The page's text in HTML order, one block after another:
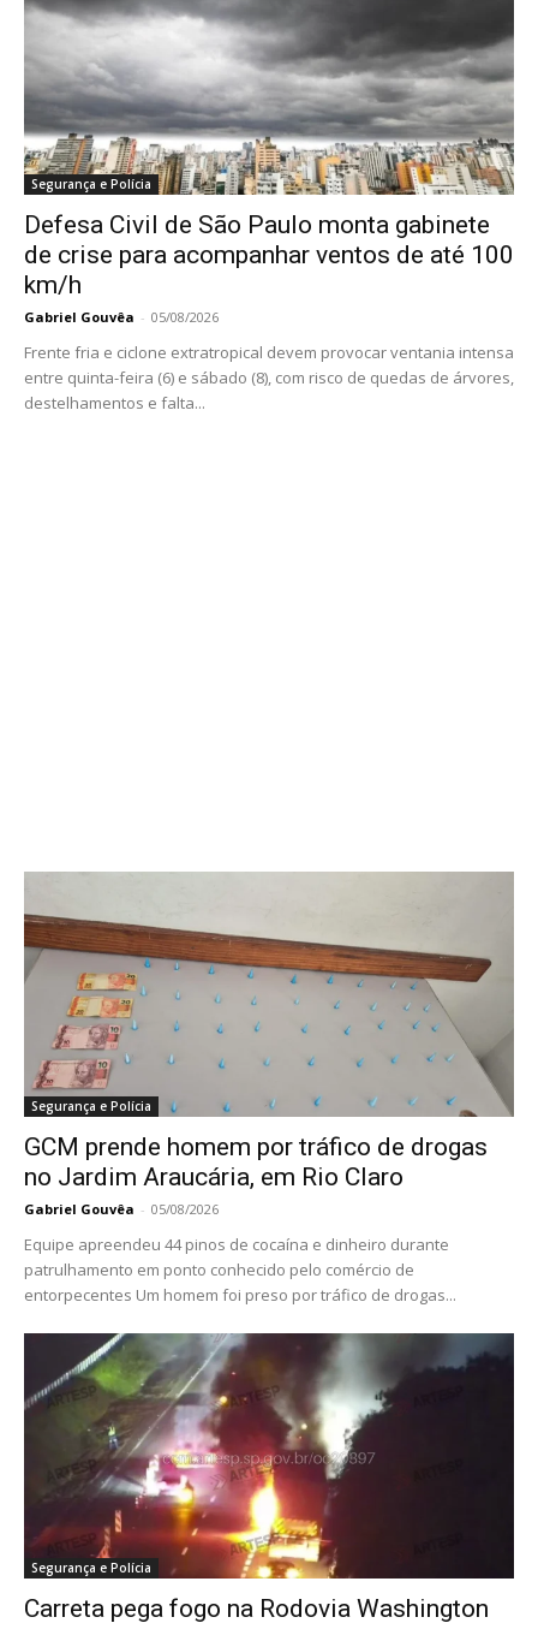
Segurança e Polícia
Defesa Civil de São Paulo monta gabinete
de crise para acompanhar ventos de até 100
km/h
Gabriel Gouvêa - 05/08/2026
Frente fria e ciclone extratropical devem provocar ventania intensa
entre quinta-feira (6) e sábado (8), com risco de quedas de árvores,
destelhamentos e falta...
Segurança e Polícia
GCM prende homem por tráfico de drogas
no Jardim Araucária, em Rio Claro
Gabriel Gouvêa - 05/08/2026
Equipe apreendeu 44 pinos de cocaína e dinheiro durante
patrulhamento em ponto conhecido pelo comércio de
entorpecentes Um homem foi preso por tráfico de drogas...
Segurança e Polícia
Carreta pega fogo na Rodovia Washington